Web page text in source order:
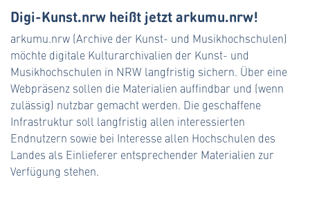
Digi-Kunst.nrw heißt jetzt arkumu.nrw!
arkumu.nrw (Archive der Kunst- und Musikhochschulen)
möchte digitale Kulturarchivalien der Kunst- und
Musikhochschulen in NRW langfristig sichern. Über eine
Webpräsenz sollen die Materialien auffindbar und (wenn
zulässig) nutzbar gemacht werden. Die geschaffene
Infrastruktur soll langfristig allen interessierten
Endnutzern sowie bei Interesse allen Hochschulen des
Landes als Einlieferer entsprechender Materialien zur
Verfügung stehen.